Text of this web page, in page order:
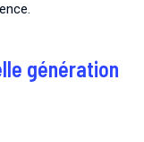
génération